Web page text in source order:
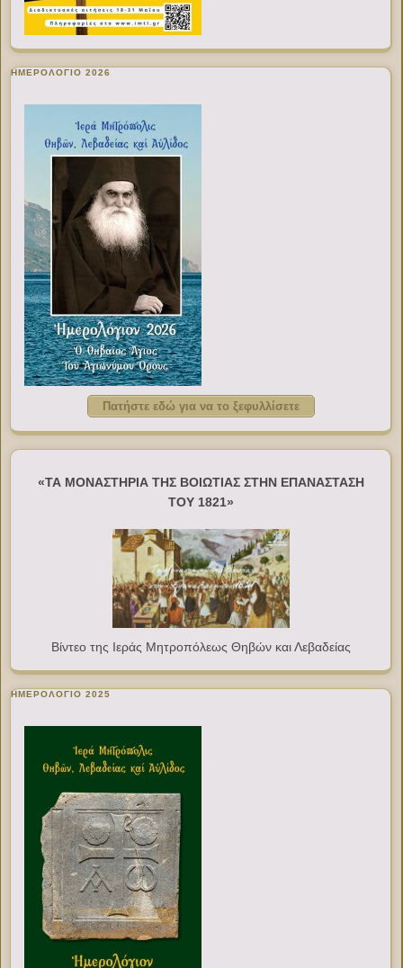
ΗΜΕΡΟΛΟΓΙΟ 2026
Πατήστε εδώ για να το ξεφυλλίσετε
«ΤΑ ΜΟΝΑΣΤΗΡΙΑ ΤΗΣ ΒΟΙΩΤΙΑΣ ΣΤΗΝ ΕΠΑΝΑΣΤΑΣΗ
ΤΟΥ 1821»
Βίντεο της Ιεράς Μητροπόλεως Θηβών και Λεβαδείας
ΗΜΕΡΟΛΟΓΙΟ 2025